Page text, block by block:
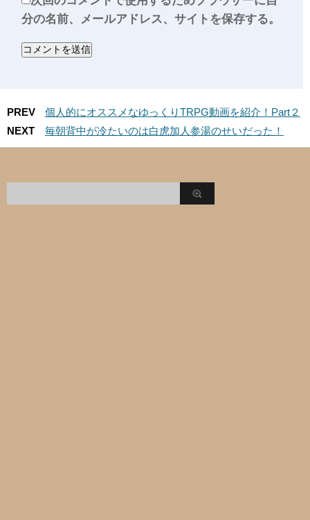
分の名前、メールアドレス、サイトを保存する。
PREV
個人的にオススメなゆっくりTRPG動画を紹介！Part２
NEXT
毎朝背中が冷たいのは白虎加人参湯のせいだった！